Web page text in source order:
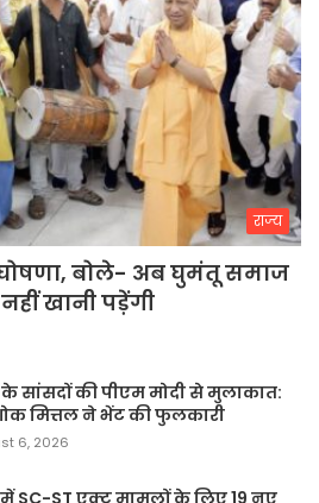
राज्य
घोषणा, बोले- अब घुमंतू समाज
खानी पड़ेंगी
सांसदों की पीएम मोदी से मुलाकात:
मित्तल ने भेंट की फुलकारी
6, 2026